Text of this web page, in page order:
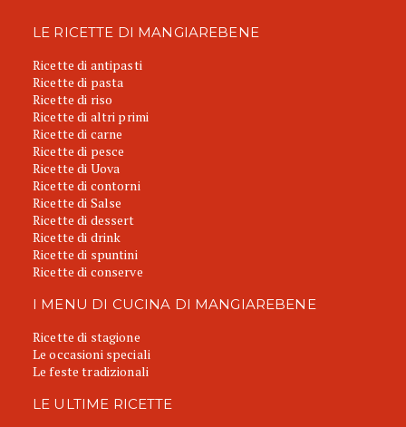
LE RICETTE DI MANGIAREBENE
Ricette di antipasti
Ricette di pasta
Ricette di riso
Ricette di altri primi
Ricette di carne
Ricette di pesce
Ricette di Uova
Ricette di contorni
Ricette di Salse
Ricette di dessert
Ricette di drink
Ricette di spuntini
Ricette di conserve
I MENU DI CUCINA DI MANGIAREBENE
Ricette di stagione
Le occasioni speciali
Le feste tradizionali
LE ULTIME RICETTE